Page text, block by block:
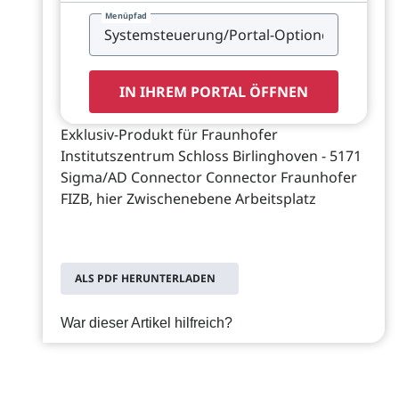
Menüpfad
IN IHREM PORTAL ÖFFNEN
Exklusiv-Produkt für Fraunhofer
Institutszentrum Schloss Birlinghoven - 5171
Sigma/AD Connector Connector Fraunhofer
FIZB, hier Zwischenebene Arbeitsplatz
ALS PDF HERUNTERLADEN
War dieser Artikel hilfreich?